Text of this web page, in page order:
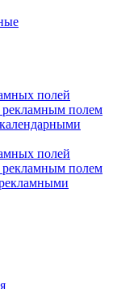
полей
полем
полей
полем